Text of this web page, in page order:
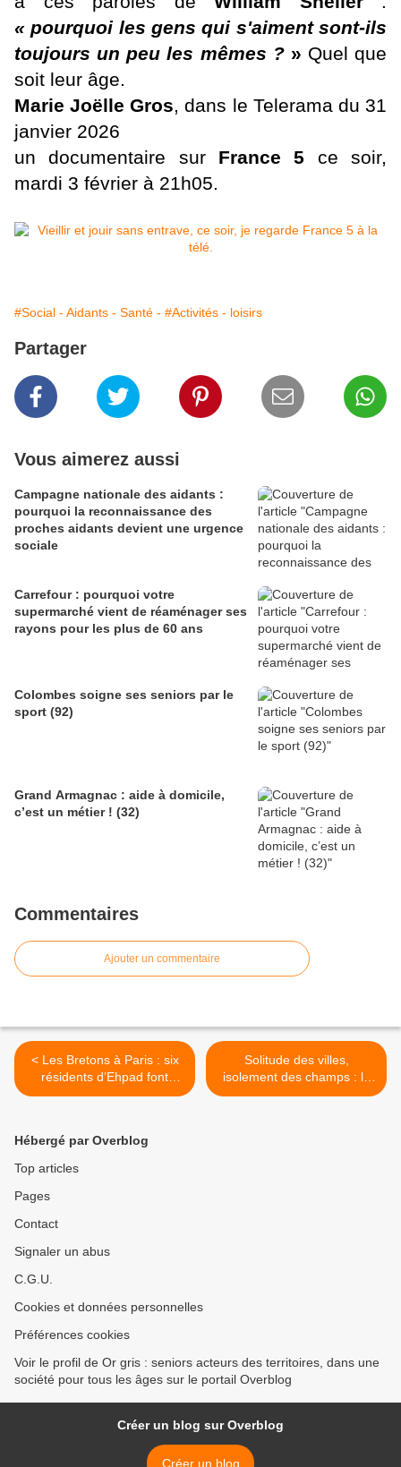
« pourquoi les gens qui s'aiment sont-ils
toujours un peu les mêmes ? » Quel que
soit leur âge.
Marie Joëlle Gros, dans le Telerama du 31
janvier 2026
un documentaire sur France 5 ce soir,
mardi 3 février à 21h05.
#Social - Aidants - Santé - #Activités - loisirs
Partager
Vous aimerez aussi
Campagne nationale des aidants :
pourquoi la reconnaissance des
proches aidants devient une urgence
sociale
Carrefour : pourquoi votre
supermarché vient de réaménager ses
rayons pour les plus de 60 ans
Colombes soigne ses seniors par le
sport (92)
Grand Armagnac : aide à domicile,
c’est un métier ! (32)
Commentaires
Ajouter un commentaire
< Les Bretons à Paris : six
résidents d’Ehpad font
sensation au concert des
Solitude des villes,
isolement des champs : la
Fondation de France
Hébergé par Overblog
Top articles
Pages
Contact
Signaler un abus
C.G.U.
Cookies et données personnelles
Préférences cookies
Voir le profil de Or gris : seniors acteurs des territoires, dans une
société pour tous les âges sur le portail Overblog
Créer un blog sur Overblog
Créer un blog